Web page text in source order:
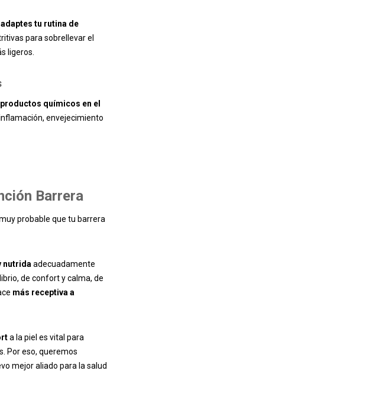
adaptes tu rutina de
para sobrellevar el
ligeros.
productos químicos en el
envejecimiento
Barrera
probable que tu barrera
nutrida adecuadamente
de confort y calma, de
más receptiva a
a la piel es vital para
Por eso, queremos
mejor aliado para la salud